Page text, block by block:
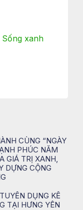
Sống xanh
CÙNG “NGÀY
PHÚC NĂM
GIÁ TRỊ XANH,
DỰNG CỘNG
DỤNG KẾ
TẠI HƯNG YÊN